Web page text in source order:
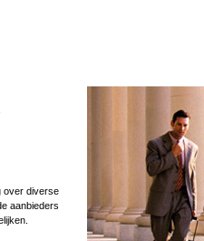
over diverse
aanbieders